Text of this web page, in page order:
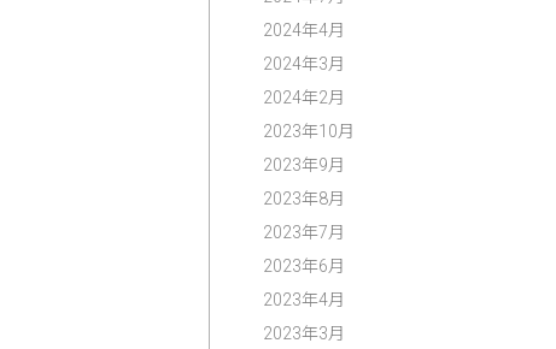
2024年4月
2024年3月
2024年2月
2023年10月
2023年9月
2023年8月
2023年7月
2023年6月
2023年4月
2023年3月